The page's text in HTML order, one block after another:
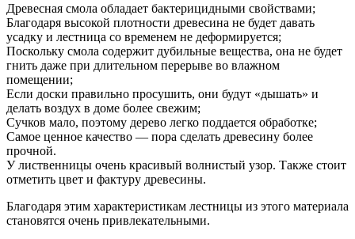
Древесная смола обладает бактерицидными свойствами;
Благодаря высокой плотности древесина не будет давать
усадку и лестница со временем не деформируется;
Поскольку смола содержит дубильные вещества, она не будет
гнить даже при длительном перерыве во влажном
помещении;
Если доски правильно просушить, они будут «дышать» и
делать воздух в доме более свежим;
Сучков мало, поэтому дерево легко поддается обработке;
Самое ценное качество — пора сделать древесину более
прочной.
У лиственницы очень красивый волнистый узор. Также стоит
отметить цвет и фактуру древесины.
Благодаря этим характеристикам лестницы из этого материала
становятся очень привлекательными.